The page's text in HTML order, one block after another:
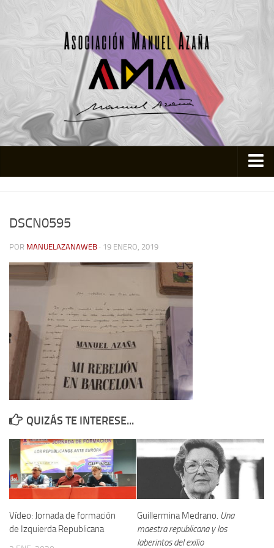
Actividades
Colabora
Memoria Histórica
Investigación previa de la represión en Talavera de la Reina (1937-
1947).
Informe Represión en Toledo 1936-1947 | Buscador
Informe de la fosa de abril de 1939 de Tembleque
Personajes republicanos
Izquierda Republicana. Agrupaciones y Militantes (1934-1939)
Izquierda Republicana. Navarra
Izquierda Republicana. Galicia
Textos esenciales del republicanismo
DSCN0595
POR MANUELAZANAWEB · 19 ENERO, 2019
QUIZÁS TE INTERESE...
Vídeo: Jornada de formación
de Izquierda Republicana
Guillermina Medrano. Una
maestra republicana y los
laberintos del exilio